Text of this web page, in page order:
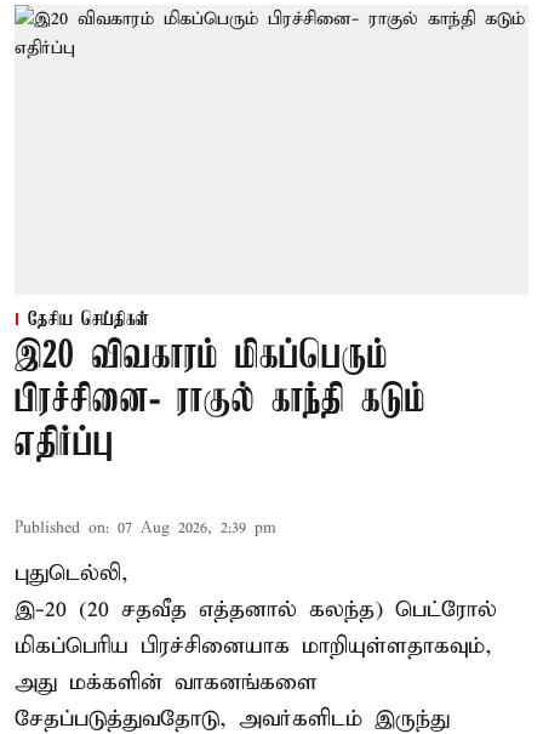
தேசிய செய்திகள்
இ20 விவகாரம் மிகப்பெரும்
பிரச்சினை- ராகுல் காந்தி கடும்
எதிர்ப்பு
Published on: 07 Aug 2026, 2:39 pm
புதுடெல்லி,
இ-20 (20 சதவீத எத்தனால் கலந்த) பெட்ரோல்
மிகப்பெரிய பிரச்சினையாக மாறியுள்ளதாகவும்,
அது மக்களின் வாகனங்களை
சேதப்படுத்துவதோடு, அவர்களிடம் இருந்து